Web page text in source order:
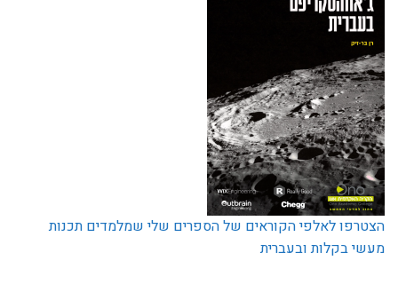
הצטרפו לאלפי הקוראים של הספרים שלי שמלמדים תכנות
מעשי בקלות ובעברית